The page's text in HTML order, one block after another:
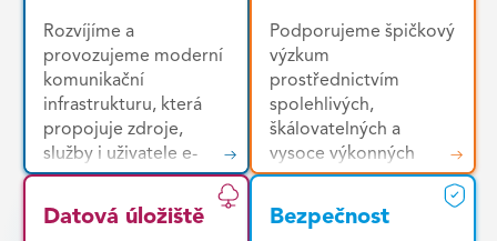
Rozvíjíme a
provozujeme moderní
komunikační
infrastrukturu, která
propojuje zdroje,
služby i uživatele e-
infrastruktury napříč
Českou republikou a
mezinárodním
Podporujeme špičkový
výzkum
prostřednictvím
spolehlivých,
škálovatelných a
vysoce výkonných
výpočetních služeb.
poskytujeme jednotné
Datová úložiště Bezpečnost